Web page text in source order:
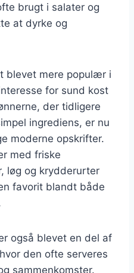
brugt i salater og
at dyrke og
blevet mere populær i
for sund kost
der tidligere
ingrediens, er nu
moderne opskrifter.
med friske
løg og krydderurter
favorit blandt både
også blevet en del af
den ofte serveres
sammenkomster.